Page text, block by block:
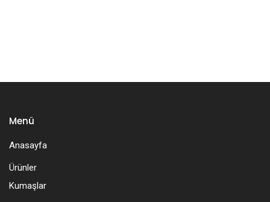
Menü
Anasayfa
Ürünler
Kumaşlar